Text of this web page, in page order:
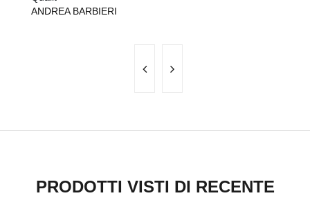
ANDREA BARBIERI
PRODOTTI VISTI DI RECENTE